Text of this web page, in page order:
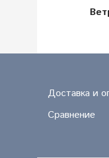
Доставка и
Сравнение